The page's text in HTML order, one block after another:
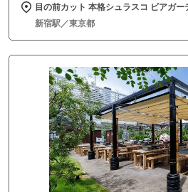
目の前カット 本格シュラスコ ビアガ
新宿駅／東京都